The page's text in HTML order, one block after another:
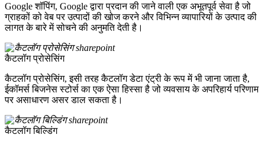
Google शॉपिंग, Google द्वारा प्रदान की जाने वाली एक अभूतपूर्व सेवा है जो
ग्राहकों को वेब पर उत्पादों की खोज करने और विभिन्न व्यापारियों के उत्पाद की
लागत के बारे में सोचने की अनुमति देती है।
कैटलॉग प्रोसेसिंग
कैटलॉग प्रोसेसिंग, इसी तरह कैटलॉग डेटा एंट्री के रूप में भी जाना जाता है,
ईकॉमर्स बिजनेस स्टोर्स का एक ऐसा हिस्सा है जो व्यवसाय के अपरिहार्य परिणाम
पर असाधारण असर डाल सकता है।
कैटलॉग बिल्डिंग